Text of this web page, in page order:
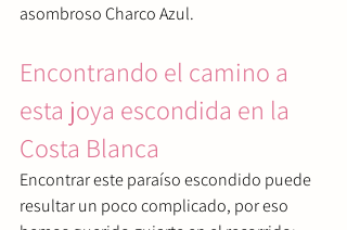
asombroso Charco Azul.
Encontrando el camino a
esta joya escondida en la
Costa Blanca
Encontrar este paraíso escondido puede
resultar un poco complicado, por eso